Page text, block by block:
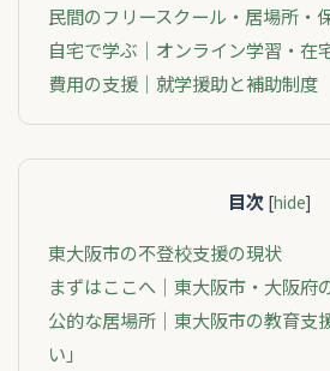
民間のフリースクール・居場所・
自宅で学ぶ｜オンライン学習・在
費用の支援｜就学援助と補助制度
目次 [hide]
東大阪市の不登校支援の現状
まずはここへ｜東大阪市・大阪府
公的な居場所｜東大阪市の教育支
い」